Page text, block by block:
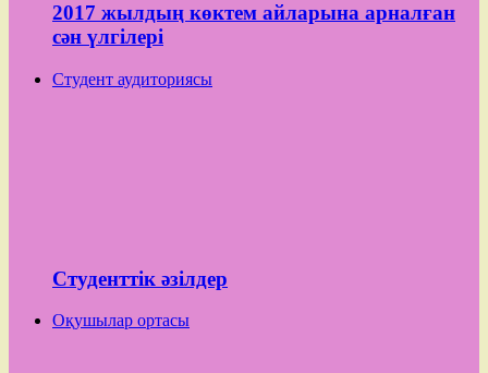
2017 жылдың көктем айларына арналған
сән үлгілері
Студент аудиториясы
Студенттік әзілдер
Оқушылар ортасы